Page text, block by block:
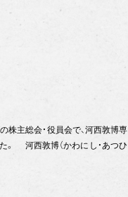
株主総会・役員会で、河西敦博専
。 河西敦博（かわにし・あつひ